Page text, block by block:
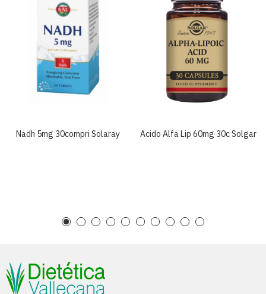
Nadh 5mg 30compri Solaray Acido Alfa Lip 60mg 30c Solgar